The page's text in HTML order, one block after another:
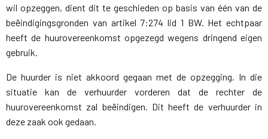
wil opzeggen, dient dit te geschieden op basis van één van de
beëindigingsgronden van artikel 7:274 lid 1 BW. Het echtpaar
heeft de huurovereenkomst opgezegd wegens dringend eigen
gebruik.
De huurder is niet akkoord gegaan met de opzegging. In die
situatie kan de verhuurder vorderen dat de rechter de
huurovereenkomst zal beëindigen. Dit heeft de verhuurder in
deze zaak ook gedaan.